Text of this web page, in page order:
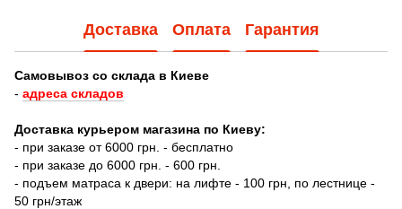
Доставка Оплата Гарантия
Самовывоз со склада в Киеве
- адреса складов
Доставка курьером магазина по Киеву:
- при заказе от 6000 грн. - бесплатно
- при заказе до 6000 грн. - 600 грн.
- подъем матраса к двери: на лифте - 100 грн, по лестнице -
50 грн/этаж